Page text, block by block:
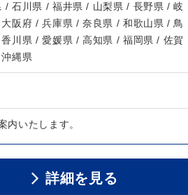
石川県 / 福井県 / 山梨県 / 長野県 / 岐
阪府 / 兵庫県 / 奈良県 / 和歌山県 / 鳥
川県 / 愛媛県 / 高知県 / 福岡県 / 佐賀
縄県
いたします。
詳細を見る